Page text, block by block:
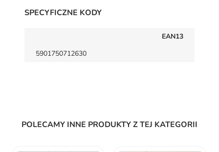
SPECYFICZNE KODY
EAN13
5901750712630
POLECAMY INNE PRODUKTY Z TEJ KATEGORII